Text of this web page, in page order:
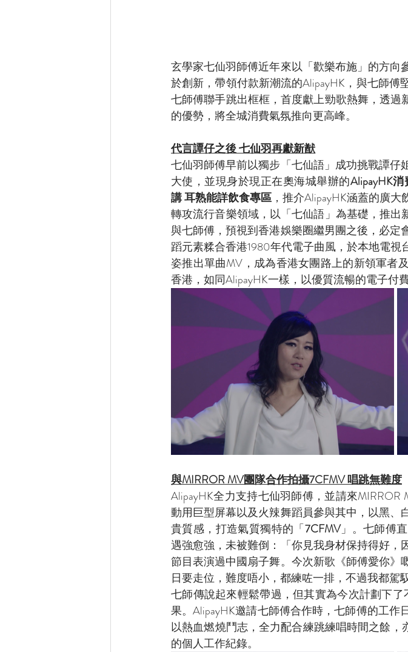
玄學家七仙羽師傅近年來以「歡樂布施」的方
於創新，帶領付款新潮流的AlipayHK，與七師
七師傅聯手跳出框框，首度獻上勁歌熱舞，透過
的優勢，將全城消費氣氛推向更高峰。
代言譚仔之後 七仙羽再獻新猷
七仙羽師傅早前以獨步「七仙語」成功挑戰譚
大使，並現身於現正在奧海城舉辦的AlipayHK
講 耳熟能詳飲食專區 ，推介AlipayHK涵蓋的廣
轉攻流行音樂領域，以「七仙語」為基礎，推出
與七師傅，預視到香港娛樂圈繼男團之後，必
蹈元素糅合香港1980年代電子曲風，於本地電
姿推出單曲MV，成為香港女團路上的新領軍者
香港，如同AlipayHK一樣，以優質流暢的電子付
與MIRROR MV團隊合作拍攝7CFMV 唱跳無難度
AlipayHK全力支持七仙羽師傅，並請來
動用巨型屏幕以及火辣舞蹈員參與其中，以黑
貴質感，打造氣質獨特的「7CFMV」。七師傅
遇強愈強，未被難倒：「你見我身材保持得好
節目表演過中國扇子舞。今次新歌《師傅愛你
日要走位，難度唔小，都練咗一排，不過我都駕
七師傳說起來輕鬆帶過，但其實為今次計劃下
果。AlipayHK邀請七師傅合作時，七師傅的工
以熱血燃燒鬥志，全力配合練跳練唱時間之餘
的個人工作紀錄。